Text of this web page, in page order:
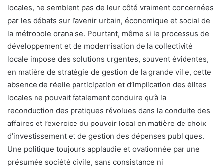
locales, ne semblent pas de leur côté vraiment concernées
par les débats sur l’avenir urbain, économique et social de
la métropole oranaise. Pourtant, même si le processus de
développement et de modernisation de la collectivité
locale impose des solutions urgentes, souvent évidentes,
en matière de stratégie de gestion de la grande ville, cette
absence de réelle participation et d’implication des élites
locales ne pouvait fatalement conduire qu’à la
reconduction des pratiques révolues dans la conduite des
affaires et l’exercice du pouvoir local en matière de choix
d’investissement et de gestion des dépenses publiques.
Une politique toujours applaudie et ovationnée par une
présumée société civile, sans consistance ni